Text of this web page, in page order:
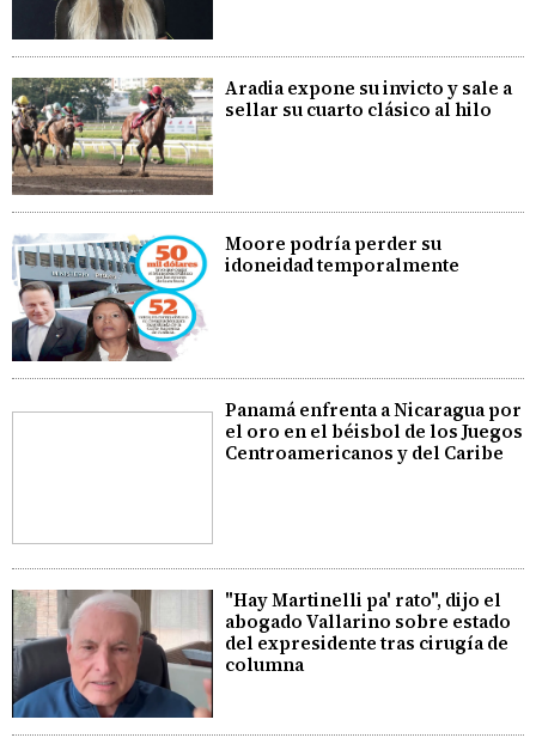
Aradia expone su invicto y sale a
sellar su cuarto clásico al hilo
Moore podría perder su
idoneidad temporalmente
Panamá enfrenta a Nicaragua por
el oro en el béisbol de los Juegos
Centroamericanos y del Caribe
"Hay Martinelli pa' rato", dijo el
abogado Vallarino sobre estado
del expresidente tras cirugía de
columna